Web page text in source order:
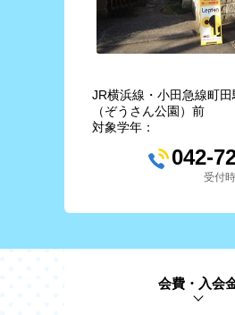
JR横浜線・小田急線町
（ぞうさん公園）前
対象学年：
042-
受付
会費・入会